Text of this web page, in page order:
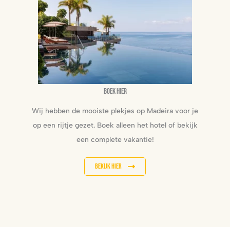
Boek hier
Wij hebben de mooiste plekjes op Madeira voor je
op een rijtje gezet. Boek alleen het hotel of bekijk
een complete vakantie!
Bekijk hier